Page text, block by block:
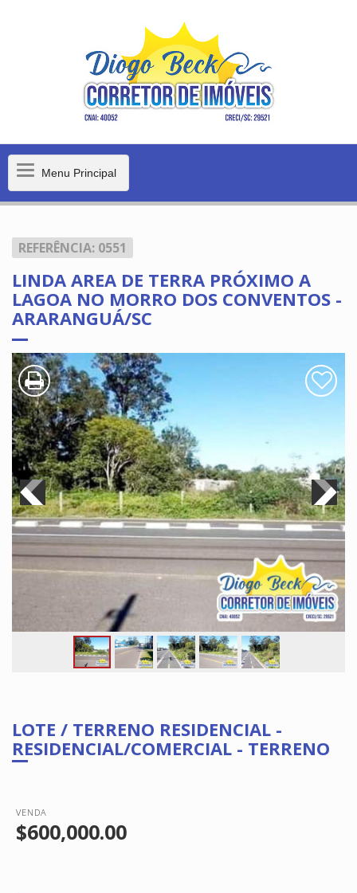
MenuMenu Principal
REFERÊNCIA: 0551
LINDA AREA DE TERRA PRÓXIMO A
LAGOA NO MORRO DOS CONVENTOS -
ARARANGUÁ/SC
LOTE / TERRENO RESIDENCIAL -
RESIDENCIAL/COMERCIAL - TERRENO
VENDA
$600,000.00